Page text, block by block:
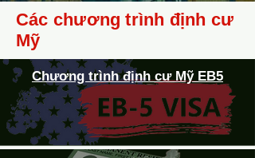
Các chương trình định cư
Mỹ
Chương trình định cư Mỹ EB5